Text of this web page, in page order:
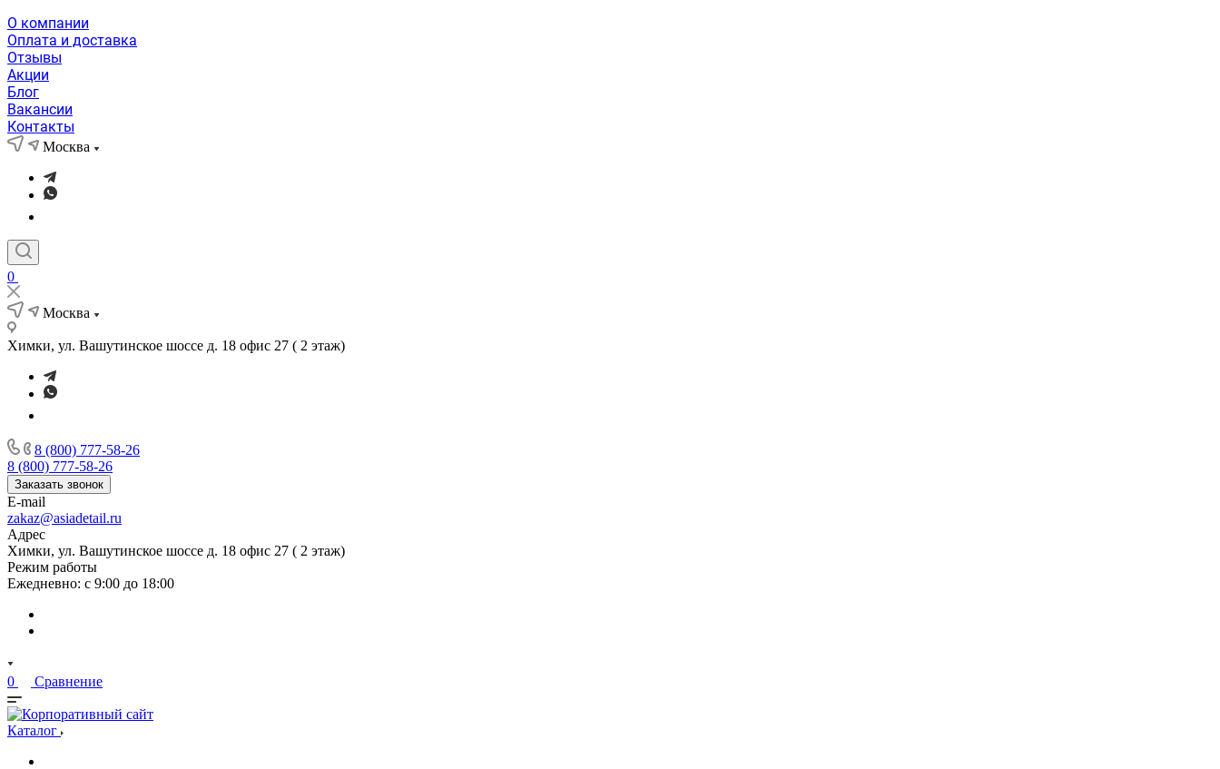
О компании
Оплата и доставка
Отзывы
Акции
Блог
Вакансии
Контакты
Москва
0
Москва
Химки, ул. Вашутинское шоссе д. 18 офис 27 ( 2 этаж)
8 (800) 777-58-26
8 (800) 777-58-26
Заказать звонок
E-mail
zakaz@asiadetail.ru
Адрес
Химки, ул. Вашутинское шоссе д. 18 офис 27 ( 2 этаж)
Режим работы
Ежедневно: с 9:00 до 18:00
0 Сравнение
Каталог